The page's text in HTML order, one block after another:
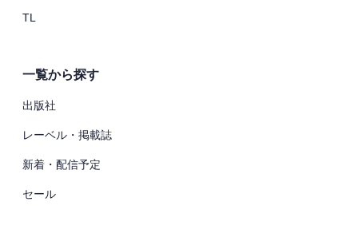
TL
一覧から探す
出版社
レーベル・掲載誌
新着・配信予定
セール